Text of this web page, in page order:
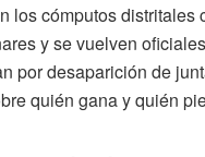
los cómputos distritales
y se vuelven
por desaparición de
quién gana y quién